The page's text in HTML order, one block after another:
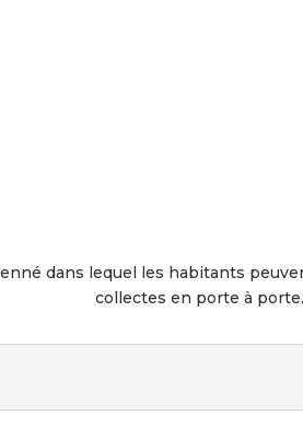
dans lequel les habitants
collectes en porte à porte.